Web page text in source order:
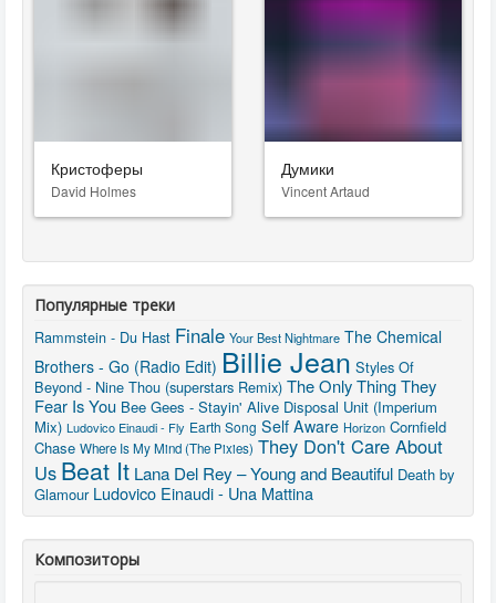
Кристоферы
David Holmes
Думики
Vincent Artaud
Популярные треки
Rammstein - Du Hast Finale Your Best Nightmare The Chemical
Brothers - Go (Radio Edit) Billie Jean Styles Of
Beyond - Nine Thou (superstars Remix) The Only Thing They
Fear Is You Bee Gees - Stayin' Alive Disposal Unit (Imperium
Mix) Ludovico Einaudi - Fly Earth Song Self Aware Horizon Cornfield
Chase Where Is My Mind (The Pixies) They Don't Care About
Us Beat It Lana Del Rey – Young and Beautiful Death by
Glamour Ludovico Einaudi - Una Mattina
Композиторы